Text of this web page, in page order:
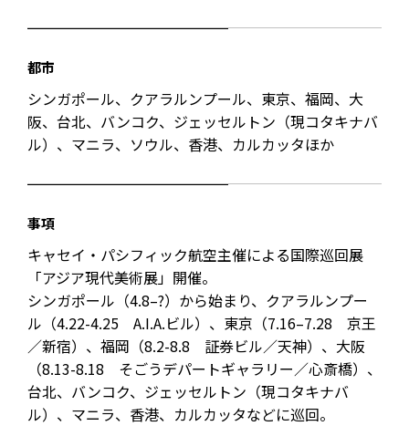
都市
シンガポール、クアラルンプール、東京、福岡、大
阪、台北、バンコク、ジェッセルトン（現コタキナバ
ル）、マニラ、ソウル、香港、カルカッタほか
事項
キャセイ・パシフィック航空主催による国際巡回展
「アジア現代美術展」開催。
シンガポール（4.8–?）から始まり、クアラルンプー
ル（4.22-4.25 A.I.A.ビル）、東京（7.16–7.28 京王
／新宿）、福岡（8.2-8.8 証券ビル／天神）、大阪
（8.13-8.18 そごうデパートギャラリー／心斎橋）、
台北、バンコク、ジェッセルトン（現コタキナバ
ル）、マニラ、香港、カルカッタなどに巡回。